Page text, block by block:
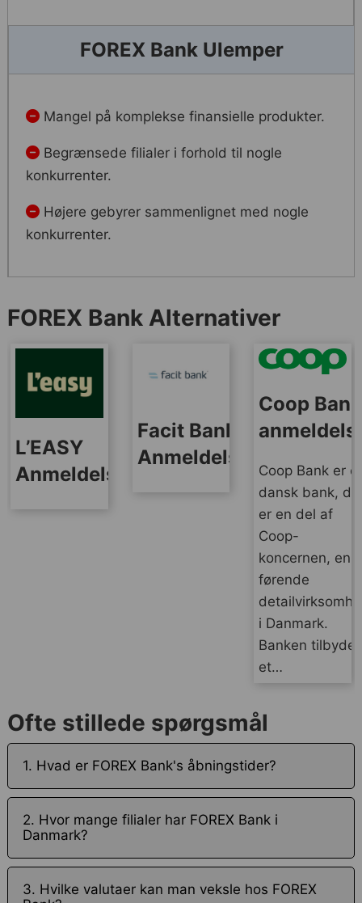
FOREX Bank Ulemper
Mangel på komplekse finansielle produkter.
Begrænsede filialer i forhold til nogle
konkurrenter.
Højere gebyrer sammenlignet med nogle
konkurrenter.
FOREX Bank Alternativer
L’EASY
Anmeldelse
Facit Bank
Anmeldelse
Coop Bank
Coop Bank er
dansk bank,
er en del af
Coop-
koncernen, en
førende
i Danmark.
Banken tilbyder
et…
Ofte stillede spørgsmål
1. Hvad er FOREX Bank's åbningstider?
2. Hvor mange filialer har FOREX Bank i
Danmark?
3. Hvilke valutaer kan man veksle hos FOREX